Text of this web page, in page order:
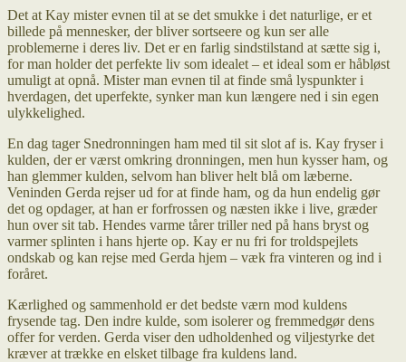
Det at Kay mister evnen til at se det smukke i det naturlige, er et
billede på mennesker, der bliver sortseere og kun ser alle
problemerne i deres liv. Det er en farlig sindstilstand at sætte sig i,
for man holder det perfekte liv som idealet – et ideal som er håbløst
umuligt at opnå. Mister man evnen til at finde små lyspunkter i
hverdagen, det uperfekte, synker man kun længere ned i sin egen
ulykkelighed.
En dag tager Snedronningen ham med til sit slot af is. Kay fryser i
kulden, der er værst omkring dronningen, men hun kysser ham, og
han glemmer kulden, selvom han bliver helt blå om læberne.
Veninden Gerda rejser ud for at finde ham, og da hun endelig gør
det og opdager, at han er forfrossen og næsten ikke i live, græder
hun over sit tab. Hendes varme tårer triller ned på hans bryst og
varmer splinten i hans hjerte op. Kay er nu fri for troldspejlets
ondskab og kan rejse med Gerda hjem – væk fra vinteren og ind i
foråret.
Kærlighed og sammenhold er det bedste værn mod kuldens
frysende tag. Den indre kulde, som isolerer og fremmedgør dens
offer for verden. Gerda viser den udholdenhed og viljestyrke det
kræver at trække en elsket tilbage fra kuldens land.